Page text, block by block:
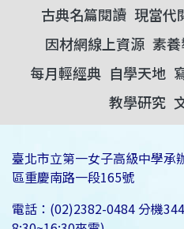
古典名篇閱讀 現當代
因材網線上資源 素
每月輕經典 自學天地
教學研究
臺北市立第一女子高級中學
區重慶南路一段165號
電話：(02)2382-0484 分機